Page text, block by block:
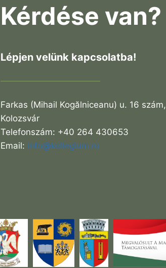
Kérdése van?
Lépjen velünk kapcsolatba!
Farkas (Mihail Kogălniceanu) u. 16 szám,
Kolozsvár
Telefonszám: +40 264 430653
Email: info@kollegium.ro